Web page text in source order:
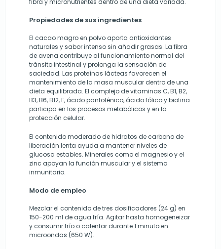
fibra y micronutrientes dentro de una dieta variada.
Propiedades de sus ingredientes
El cacao magro en polvo aporta antioxidantes
naturales y sabor intenso sin añadir grasas. La fibra
de avena contribuye al funcionamiento normal del
tránsito intestinal y prolonga la sensación de
saciedad. Las proteínas lácteas favorecen el
mantenimiento de la masa muscular dentro de una
dieta equilibrada. El complejo de vitaminas C, B1, B2,
B3, B6, B12, E, ácido pantoténico, ácido fólico y biotina
participa en los procesos metabólicos y en la
protección celular.
El contenido moderado de hidratos de carbono de
liberación lenta ayuda a mantener niveles de
glucosa estables. Minerales como el magnesio y el
zinc apoyan la función muscular y el sistema
inmunitario.
Modo de empleo
Mezclar el contenido de tres dosificadores (24 g) en
150-200 ml de agua fría. Agitar hasta homogeneizar
y consumir frío o calentar durante 1 minuto en
microondas (650 W).